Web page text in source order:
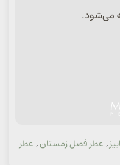
, عطر فصل زمستان, عطر